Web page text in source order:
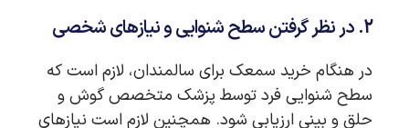
2. در نظر گرفتن سطح شنوایی و نیازهای شخصی
در هنگام خرید سمعک برای سالمندان، لازم است که
سطح شنوایی فرد توسط پزشک متخصص گوش و
حلق و بینی ارزیابی شود. همچنین لازم است نیازهای